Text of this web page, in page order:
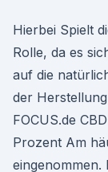
Hierbei Spielt
Rolle, da es
auf die
der
FOCUS.de
Prozent Am
eingenommen.